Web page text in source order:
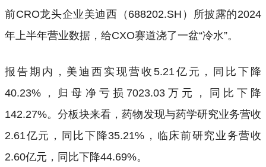
前CRO龙头企业美迪西（688202.SH）所披露的2024
年上半年营业数据，给CXO赛道浇了一盆“冷水”。
报告期内，美迪西实现营收5.21亿元，同比下降
40.23%，归母净亏损7023.03万元，同比下降
142.27%。分板块来看，药物发现与药学研究业务营收
2.61亿元，同比下降35.21%，临床前研究业务营收
2.60亿元，同比下降44.69%。